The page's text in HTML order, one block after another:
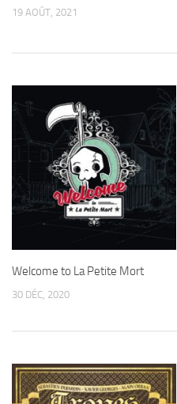
19 AOÛT, 2021
Welcome to La Petite Mort
30 DÉC, 2020